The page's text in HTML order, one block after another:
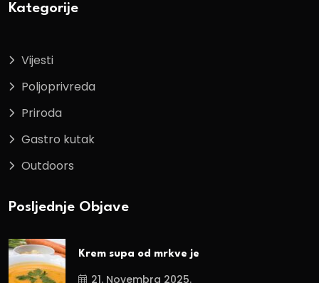
Kategorije
Vijesti
Poljoprivreda
Priroda
Gastro kutak
Outdoors
Posljednje Objave
Krem supa od mrkve je
21. Novembra 2025.